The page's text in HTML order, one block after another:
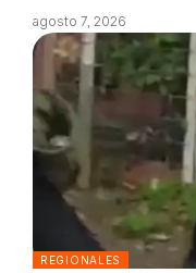
agosto 7, 2026
REGIONALES